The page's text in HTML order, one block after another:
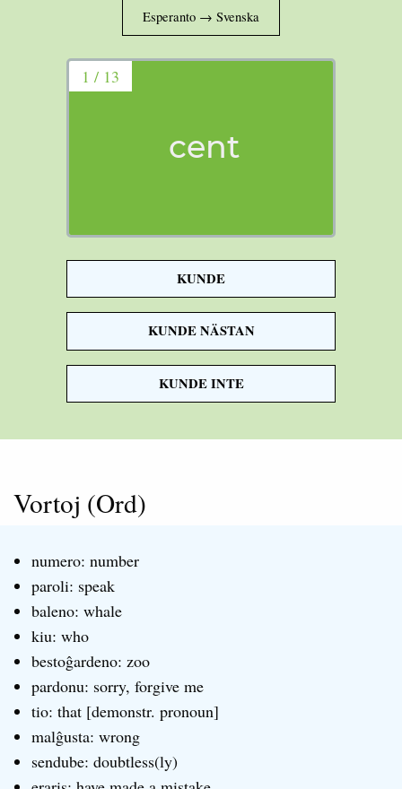
cent
a hundred
1 / 13
KUNDE
KUNDE NÄSTAN
KUNDE INTE
Vortoj (Ord)
numero: number
paroli: speak
baleno: whale
kiu: who
bestoĝardeno: zoo
pardonu: sorry, forgive me
tio: that [demonstr. pronoun]
malĝusta: wrong
sendube: doubtless(ly)